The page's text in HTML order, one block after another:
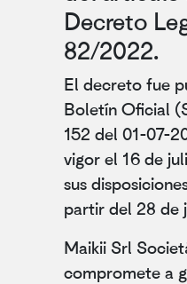
Decreto
82/2022.
El decreto fue
Boletín Oficial
152 del 01-07-
vigor el 16 de
sus
partir del 28 de
Maikii Srl
compromete a